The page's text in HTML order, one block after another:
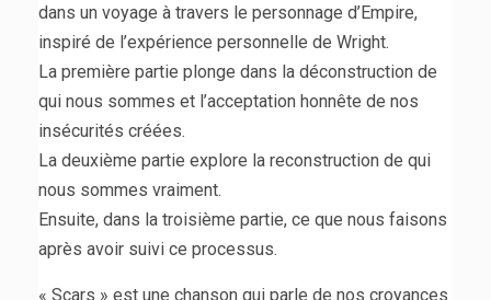
dans un voyage à travers le personnage d’Empire,
inspiré de l’expérience personnelle de Wright.
La première partie plonge dans la déconstruction de
qui nous sommes et l’acceptation honnête de nos
insécurités créées.
La deuxième partie explore la reconstruction de qui
nous sommes vraiment.
Ensuite, dans la troisième partie, ce que nous faisons
après avoir suivi ce processus.
« Scars » est une chanson qui parle de nos croyances